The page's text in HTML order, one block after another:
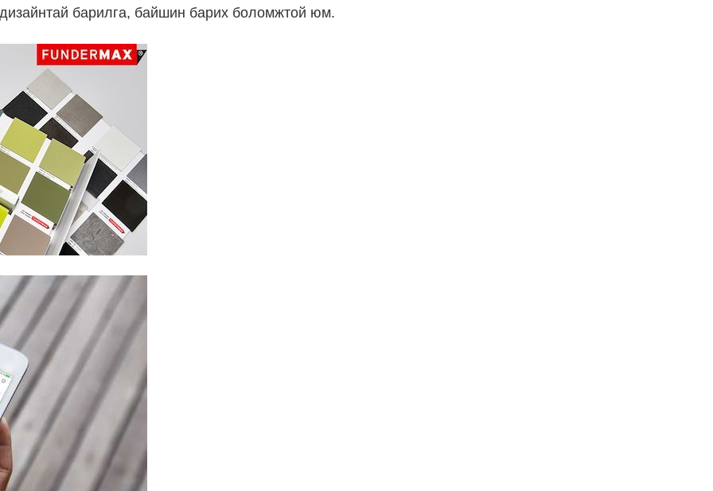
барилга, байшин барих боломжтой юм.